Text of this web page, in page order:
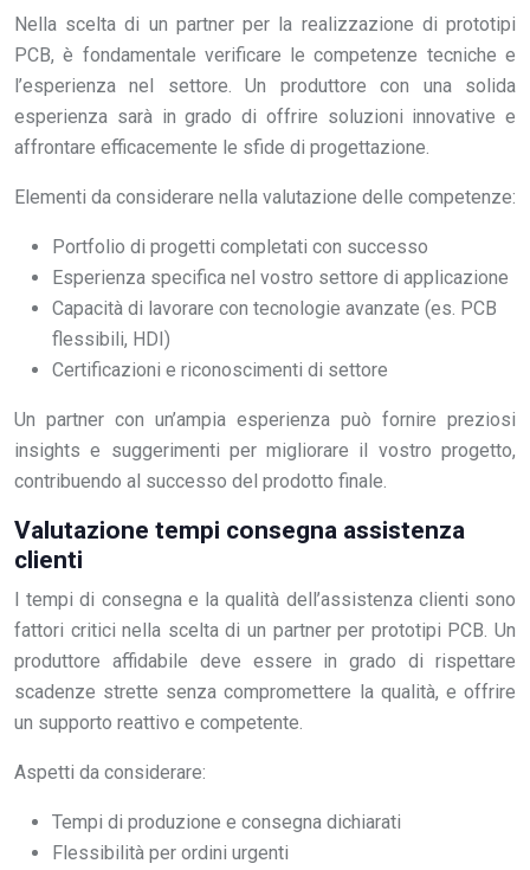
Nella scelta di un partner per la realizzazione di prototipi
PCB, è fondamentale verificare le competenze tecniche e
l’esperienza nel settore. Un produttore con una solida
esperienza sarà in grado di offrire soluzioni innovative e
affrontare efficacemente le sfide di progettazione.
Elementi da considerare nella valutazione delle competenze:
Portfolio di progetti completati con successo
Esperienza specifica nel vostro settore di applicazione
Capacità di lavorare con tecnologie avanzate (es. PCB
flessibili, HDI)
Certificazioni e riconoscimenti di settore
Un partner con un’ampia esperienza può fornire preziosi
insights e suggerimenti per migliorare il vostro progetto,
contribuendo al successo del prodotto finale.
Valutazione tempi consegna assistenza
clienti
I tempi di consegna e la qualità dell’assistenza clienti sono
fattori critici nella scelta di un partner per prototipi PCB. Un
produttore affidabile deve essere in grado di rispettare
scadenze strette senza compromettere la qualità, e offrire
un supporto reattivo e competente.
Aspetti da considerare:
Tempi di produzione e consegna dichiarati
Flessibilità per ordini urgenti